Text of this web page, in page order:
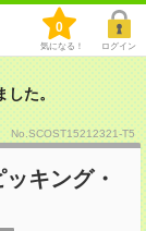
0
気になる！ ログイン
た。
No.SCOST15212321-T5
キング・